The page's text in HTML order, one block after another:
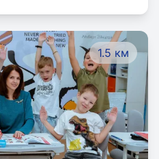
комбинаторика,
и др. На уроках в
клеят из бумаги,
и разноцветных
1.5 км